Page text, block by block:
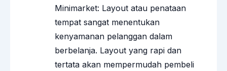
Minimarket: Layout atau penataan
tempat sangat menentukan
kenyamanan pelanggan dalam
berbelanja. Layout yang rapi dan
tertata akan mempermudah pembeli